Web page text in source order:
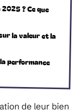
? Ce que
la valeur et la
performance
de leur bien